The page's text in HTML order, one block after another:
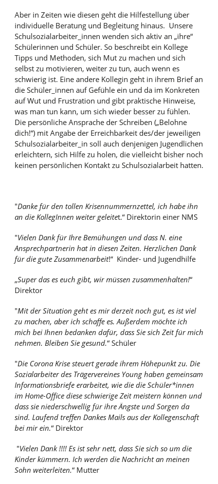
Aber in Zeiten wie diesen geht die Hilfestellung über
individuelle Beratung und Begleitung hinaus. Unsere
Schulsozialarbeiter_innen wenden sich aktiv an „ihre“
Schülerinnen und Schüler. So beschreibt ein Kollege
Tipps und Methoden, sich Mut zu machen und sich
selbst zu motivieren, weiter zu tun, auch wenn es
schwierig ist. Eine andere Kollegin geht in ihrem Brief an
die Schüler_innen auf Gefühle ein und da im Konkreten
auf Wut und Frustration und gibt praktische Hinweise,
was man tun kann, um sich wieder besser zu fühlen.
Die persönliche Ansprache der Schreiben („Belohne
dich!“) mit Angabe der Erreichbarkeit des/der jeweiligen
Schulsozialarbeiter_in soll auch denjenigen Jugendlichen
erleichtern, sich Hilfe zu holen, die vielleicht bisher noch
keinen persönlichen Kontakt zu Schulsozialarbeit hatten.
"Danke für den tollen Krisennummernzettel, ich habe ihn
an die KollegInnen weiter geleitet.“ Direktorin einer NMS
"Vielen Dank für Ihre Bemühungen und dass N. eine
Ansprechpartnerin hat in diesen Zeiten. Herzlichen Dank
für die gute Zusammenarbeit!“ Kinder- und Jugendhilfe
„Super das es euch gibt, wir müssen zusammenhalten!“
Direktor
"Mit der Situation geht es mir derzeit noch gut, es ist viel
zu machen, aber ich schaffe es. Außerdem möchte ich
mich bei Ihnen bedanken dafür, dass Sie sich Zeit für mich
nehmen. Bleiben Sie gesund.“ Schüler
"Die Corona Krise steuert gerade ihrem Höhepunkt zu. Die
Sozialarbeiter des Trägervereines Young haben gemeinsam
Informationsbriefe erarbeitet, wie die die Schüler*innen
im Home-Office diese schwierige Zeit meistern können und
dass sie niederschwellig für ihre Ängste und Sorgen da
sind. Laufend treffen Dankes Mails aus der Kollegenschaft
bei mir ein.“ Direktor
"Vielen Dank !!!! Es ist sehr nett, dass Sie sich so um die
Kinder kümmern. Ich werden die Nachricht an meinen
Sohn weiterleiten.“ Mutter